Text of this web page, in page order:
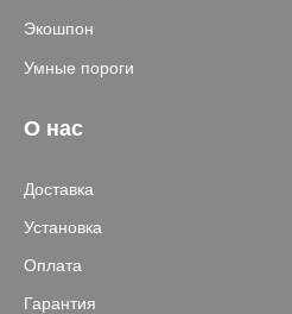
Экошпон
Умные пороги
О нас
Доставка
Установка
Оплата
Гарантия